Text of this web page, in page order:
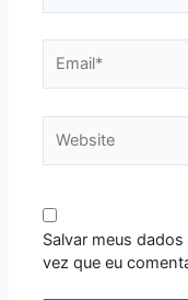
Salvar meus
vez que eu